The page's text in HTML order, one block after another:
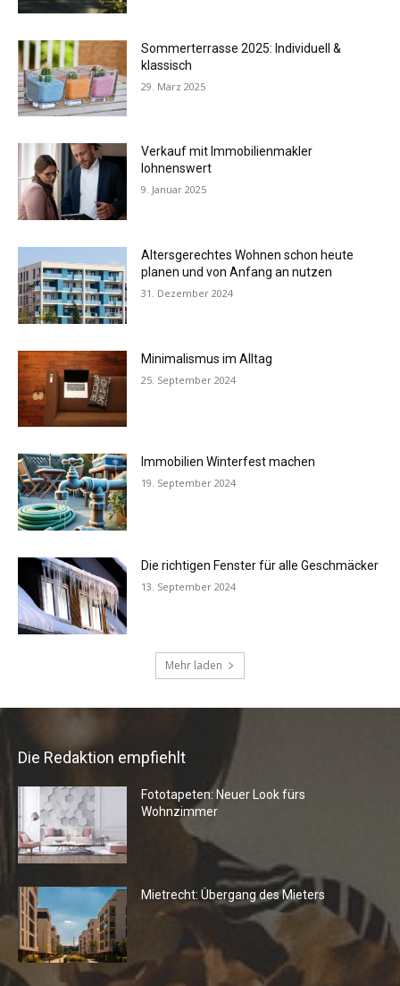
Die Redaktion empfiehlt
Fototapeten: Neuer Look fürs
Wohnzimmer
Mietrecht: Übergang des Mieters